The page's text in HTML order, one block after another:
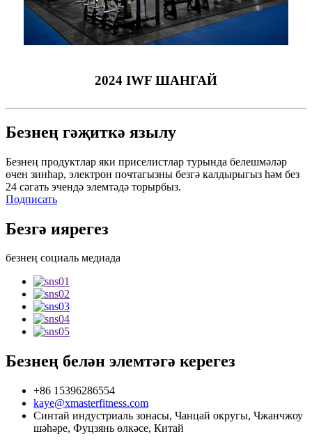
2024 IWF ШАНГАЙ
Безнең гәҗиткә язылу
Безнең продуктлар яки приселистлар турында белешмәләр
өчен зинһар, электрон почтагызны безгә калдырыгыз һәм без
24 сәгать эчендә элемтәдә торырбыз.
Подписать
Безгә иярегез
безнең социаль медиада
Безнең белән элемтәгә керегез
+86 15396286554
kaye@xmasterfitness.com
Синтай индустриаль зонасы, Чанцай округы, Чжанчжоу
шәһәре, Фуцзянь өлкәсе, Китай